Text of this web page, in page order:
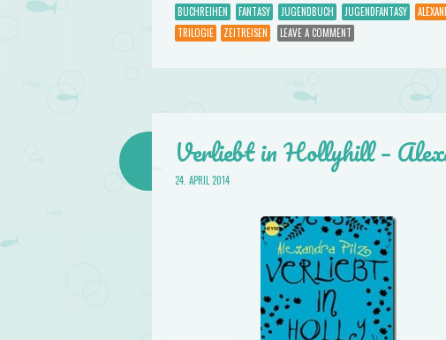
BUCHREIHEN FANTASY JUGENDBUCH JUGENDFANTASY
TRILOGIE
ZEITREISEN LEAVE A COMMENT
Verliebt in Hollyhill –
24. APRIL 2014